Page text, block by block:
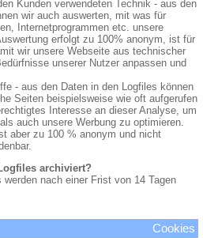
Kunden verwendeten Technik - aus den
wir auch auswerten, mit was für
Internetprogrammen etc. unsere
erfolgt zu 100% anonym, ist für
wir unsere Webseite aus technischer
unserer Nutzer anpassen und
- aus den Daten in den Logfiles können
Seiten beispielsweise wie oft aufgerufen
Interesse an dieser Analyse, um
auch unsere Werbung zu optimieren.
aber zu 100 % anonym und nicht
archiviert?
nach einer Frist von 14 Tagen
Cookies